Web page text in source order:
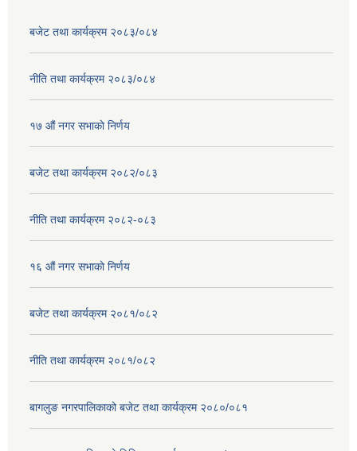
बजेट तथा कार्यक्रम २०८३/०८४
नीति तथा कार्यक्रम २०८३/०८४
१७ ‌‍औं नगर सभाकाे निर्णय
बजेट तथा कार्यक्रम २०८२/०८३
नीति तथा कार्यक्रम २०८२-०८३
१६ ‌औं नगर सभाकाे निर्णय
बजेट तथा कार्यक्रम २०८१/०८२
नीति तथा कार्यक्रम २०८१/०८२
बागलुङ नगरपालिकाको बजेट तथा कार्यक्रम २०८०/०८१